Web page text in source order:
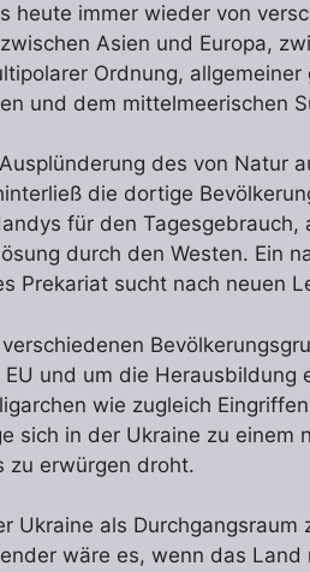
heute immer wieder von
Asien und Europa,
Ordnung,
und dem mittelmeerischen
des von Natur
die dortige
für den
durch den Westen. Ein
Prekariat sucht nach neuen
und um die
wie zugleich
sich in der Ukraine zu
zu erwürgen droht.
Ukraine als
wäre es, wenn das